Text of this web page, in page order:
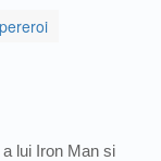
lui Iron Man si